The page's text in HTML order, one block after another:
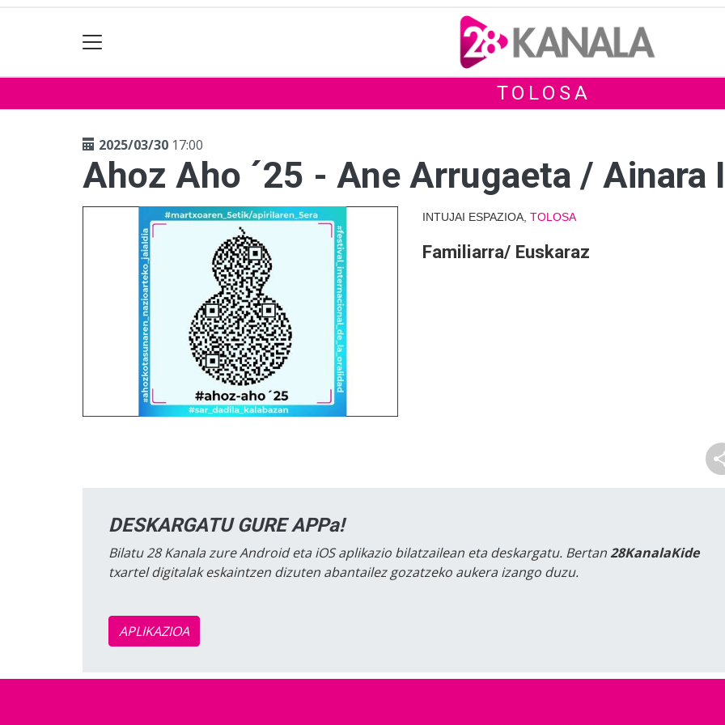
TOLOSA
2025/03/30 17:00
Ahoz Aho ´25 - Ane Arrugaeta / Ainara
INTUJAI ESPAZIOA, TOLOSA
Familiarra/ Euskaraz
DESKARGATU GURE APPa!
Bilatu 28 Kanala zure Android eta iOS aplikazio bilatzailean eta deskargatu. Bertan28KanalaKide
txartel digitalak eskaintzen dizuten abantailez gozatzeko aukera izango duzu.
APLIKAZIOA